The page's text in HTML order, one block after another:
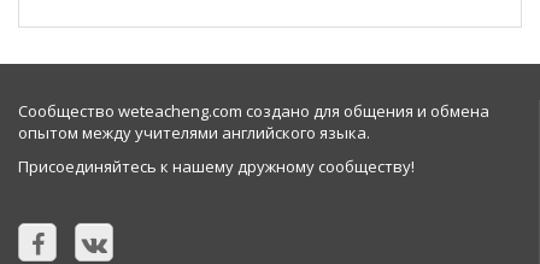
Сообщество weteacheng.com создано для общения и обмена
опытом между учителями английского языка.
Присоединяйтесь к нашему дружному сообществу!